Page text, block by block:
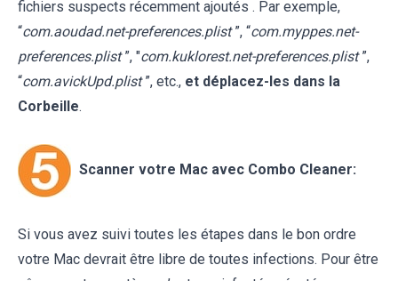
fichiers suspects récemment ajoutés . Par exemple,
“com.aoudad.net-preferences.plist ”, “com.myppes.net-
preferences.plist ”, "com.kuklorest.net-preferences.plist ”,
“com.avickUpd.plist ”, etc., et déplacez-les dans la
Corbeille.
Scanner votre Mac avec Combo Cleaner:
Si vous avez suivi toutes les étapes dans le bon ordre
votre Mac devrait être libre de toutes infections. Pour être